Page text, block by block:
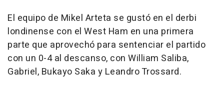
El equipo de Mikel Arteta se gustó en el derbi
londinense con el West Ham en una primera
parte que aprovechó para sentenciar el partido
con un 0-4 al descanso, con William Saliba,
Gabriel, Bukayo Saka y Leandro Trossard.